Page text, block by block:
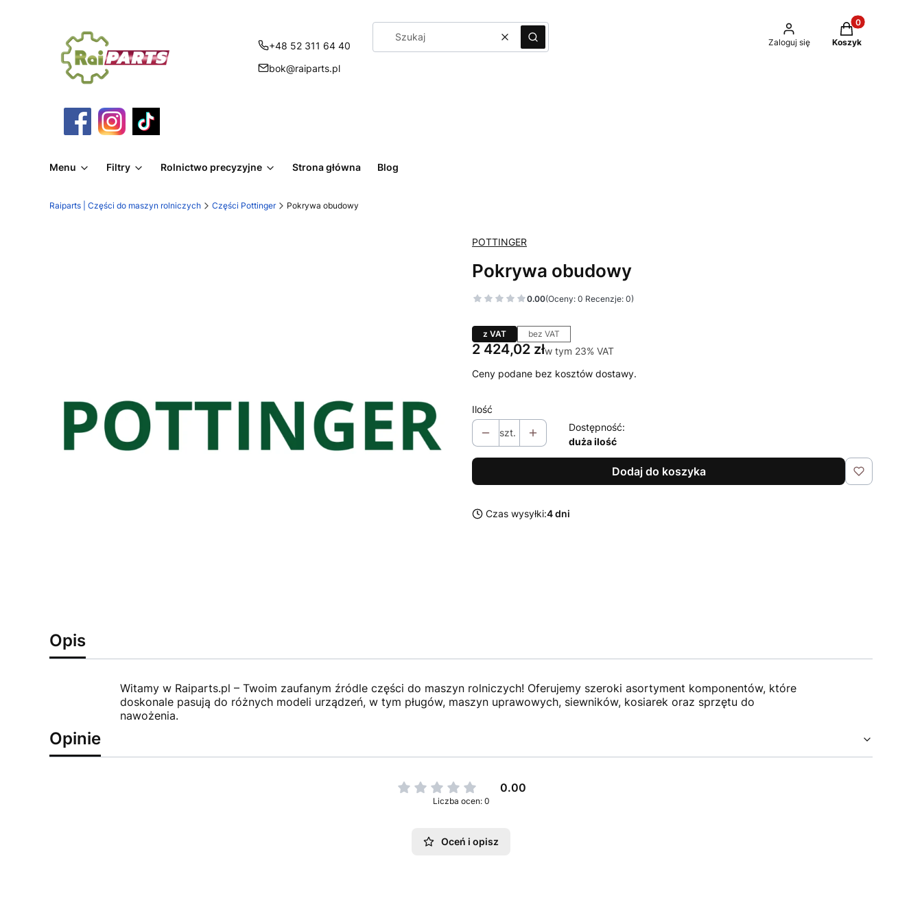
+48 52 311 64 40
bok@raiparts.pl
WyczyśćSzukaj Zaloguj się
Produkty w
Koszyk
Menu Filtry Rolnictwo precyzyjne Strona główna Blog
Raiparts | Części do maszyn rolniczych Części Pottinger Pokrywa obudowy
POTTINGER
Pokrywa obudowy
0.00(Oceny: 0 Recenzje: 0)
z VAT bez VAT
Cena
2 424,02 złw tym 23% VAT
w tym 23% VAT
Ceny podane bez kosztów dostawy.
Ilość
szt.
Dostępność:
duża ilość
Dodaj do koszyka
Czas wysyłki:4 dni
Opis
Witamy w Raiparts.pl – Twoim zaufanym źródle części do maszyn rolniczych! Oferujemy szeroki asortyment komponentów, które
doskonale pasują do różnych modeli urządzeń, w tym pługów, maszyn uprawowych, siewników, kosiarek oraz sprzętu do
nawożenia.
Opinie
0.00
Liczba ocen: 0
Oceń i opisz